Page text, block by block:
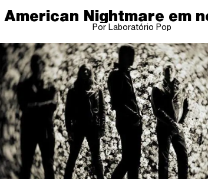
American Nightmare em
Por Laboratório Pop